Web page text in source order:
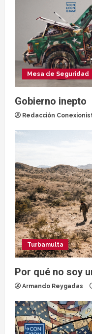
Mesa de Seguridad
Gobierno inepto
Redacción
Turbamulta
Por qué no soy
Armando Reygadas